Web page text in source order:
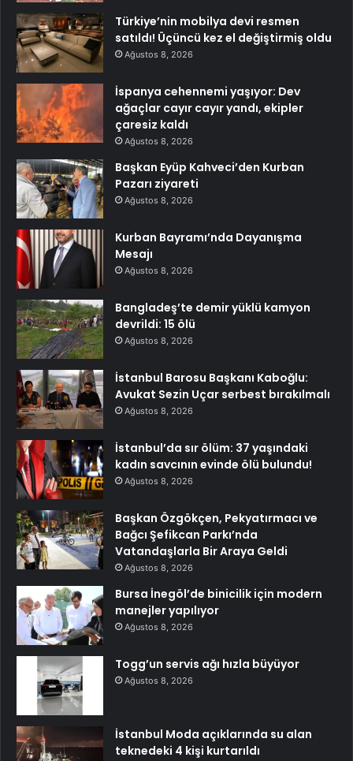
Türkiye’nin mobilya devi resmen
satıldı! Üçüncü kez el değiştirmiş oldu
Ağustos 8, 2026
İspanya cehennemi yaşıyor: Dev
ağaçlar cayır cayır yandı, ekipler
çaresiz kaldı
Ağustos 8, 2026
Başkan Eyüp Kahveci’den Kurban
Pazarı ziyareti
Ağustos 8, 2026
Kurban Bayramı’nda Dayanışma
Mesajı
Ağustos 8, 2026
Bangladeş’te demir yüklü kamyon
devrildi: 15 ölü
Ağustos 8, 2026
İstanbul Barosu Başkanı Kaboğlu:
Avukat Sezin Uçar serbest bırakılmalı
Ağustos 8, 2026
İstanbul’da sır ölüm: 37 yaşındaki
kadın savcının evinde ölü bulundu!
Ağustos 8, 2026
Başkan Özgökçen, Pekyatırmacı ve
Bağcı Şefikcan Parkı’nda
Vatandaşlarla Bir Araya Geldi
Ağustos 8, 2026
Bursa İnegöl’de binicilik için modern
manejler yapılıyor
Ağustos 8, 2026
Togg’un servis ağı hızla büyüyor
Ağustos 8, 2026
İstanbul Moda açıklarında su alan
teknedeki 4 kişi kurtarıldı